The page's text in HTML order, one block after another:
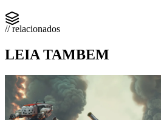
// relacionados
LEIA TAMBEM